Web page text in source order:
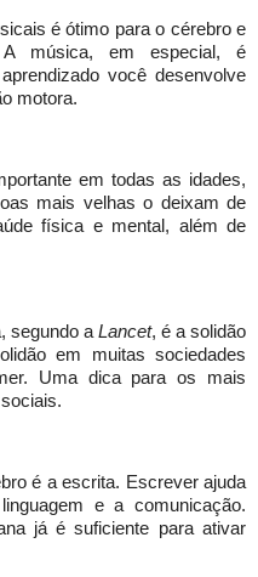
é ótimo para o cérebro e
música, em especial, é
você desenvolve
motora.
em todas as idades,
mais velhas o deixam de
física e mental, além de
segundo a Lancet, é a solidão
em muitas sociedades
Uma dica para os mais
é a escrita. Escrever ajuda
e a comunicação.
já é suficiente para ativar